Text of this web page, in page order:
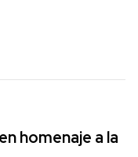
homenaje a la